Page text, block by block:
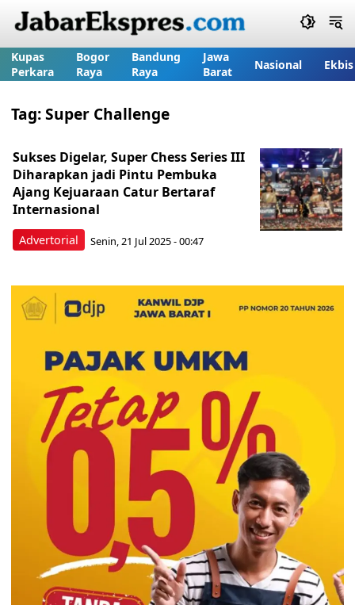
Kupas
Perkara
Bogor
Raya
Bandung
Raya
Jawa
Barat
Nasional Ekbis
Tag:Super Challenge
Advertorial
Sukses Digelar, Super Chess Series III
Diharapkan jadi Pintu Pembuka
Ajang Kejuaraan Catur Bertaraf
Internasional
Senin, 21 Jul 2025 - 00:47